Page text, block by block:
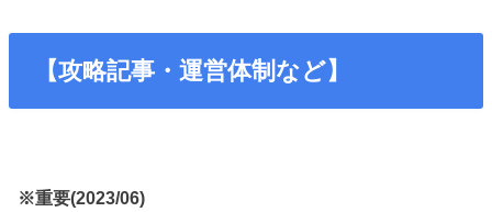
【攻略記事・運営体制など】
※重要(2023/06)